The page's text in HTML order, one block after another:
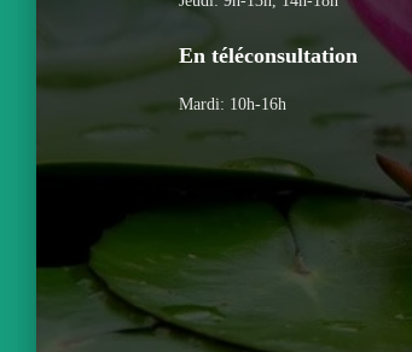
En téléconsultation
Mardi: 10h-16h